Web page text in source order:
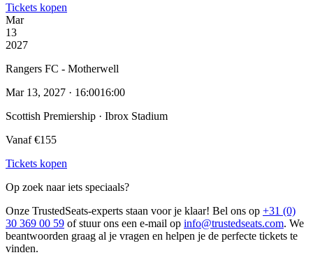
Tickets kopen
Mar
13
2027
Rangers FC - Motherwell
Mar 13, 2027 · 16:0016:00
Scottish Premiership · Ibrox Stadium
Vanaf €155
Tickets kopen
Op zoek naar iets speciaals?
Onze TrustedSeats-experts staan voor je klaar! Bel ons op +31 (0)
30 369 00 59 of stuur ons een e-mail op info@trustedseats.com. We
beantwoorden graag al je vragen en helpen je de perfecte tickets te
vinden.